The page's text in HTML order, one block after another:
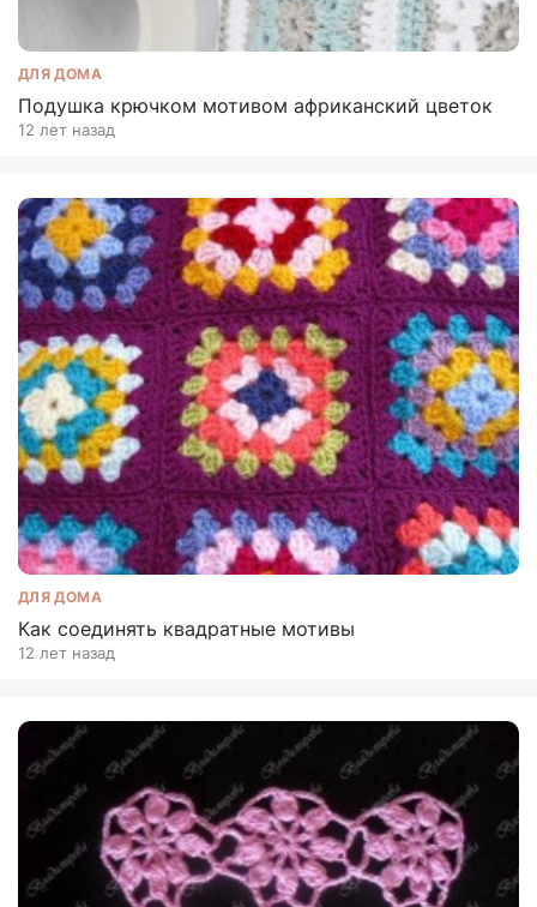
ДЛЯ ДОМА
Подушка крючком мотивом африканский цветок
12 лет назад
ДЛЯ ДОМА
Как соединять квадратные мотивы
12 лет назад